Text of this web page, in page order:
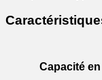
Capacité